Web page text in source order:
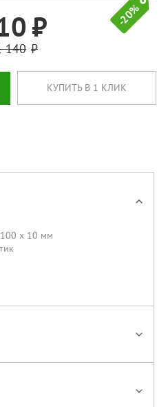
-20%
140
КУПИТЬ В 1 КЛИК
x 10 мм